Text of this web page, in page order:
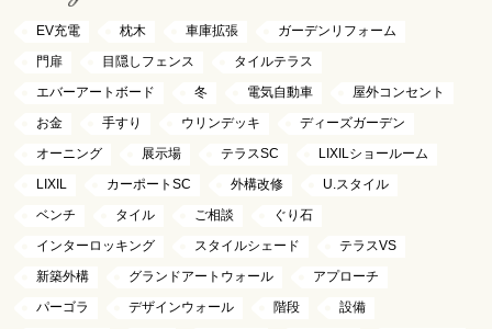
EV充電 枕木 車庫拡張
ガーデンリフォーム
門扉
目隠しフェンス
タイルテラス
エバーアートボード
冬 電気自動車
屋外コンセント
お金
手すり ウリンデッキ
ディーズガーデン
オーニング
展示場 テラスSC
LIXILショールーム
LIXIL
カーポートSC 外構改修
U.スタイル
ベンチ
タイル ご相談
ぐり石
インターロッキング
スタイルシェード
テラスVS
新築外構
グランドアートウォール
アプローチ
パーゴラ
デザインウォール 階段
設備